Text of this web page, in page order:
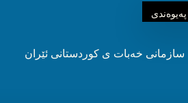
په‌یوه‌ندی
سازمانی خه‌بات ی کوردستانی ئێران